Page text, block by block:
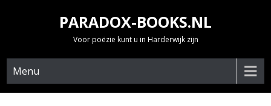
PARADOX-BOOKS.NL
Voor poëzie kunt u in Harderwijk zijn
Menu